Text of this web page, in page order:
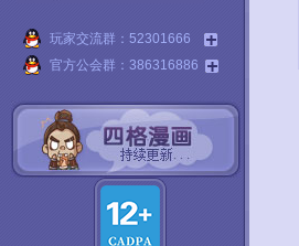
玩家交流群：52301666
官方公会群：386316886